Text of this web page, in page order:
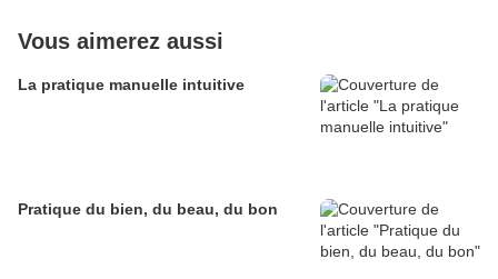
Vous aimerez aussi
La pratique manuelle intuitive
Pratique du bien, du beau, du bon